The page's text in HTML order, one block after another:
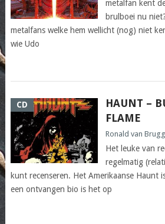
metalfan kent
brulboei nu
metalfans welke hem wellicht (nog) niet
wie Udo
CD
HAUNT –
FLAME
Ronald van
Het leuke van
regelmatig
kunt recenseren. Het Amerikaanse Haunt
een ontvangen bio is het op